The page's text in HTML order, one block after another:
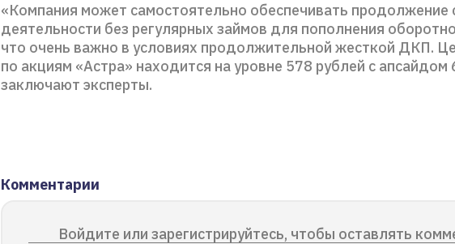
«Компания может самостоятельно обеспечивать продолжение
деятельности без регулярных займов для пополнения
что очень важно в условиях продолжительной жесткой ДКП.
по акциям «Астра» находится на уровне 578 рублей с апсайдом
заключают эксперты.
Комментарии
Войдите или зарегистрируйтесь, чтобы оставлять